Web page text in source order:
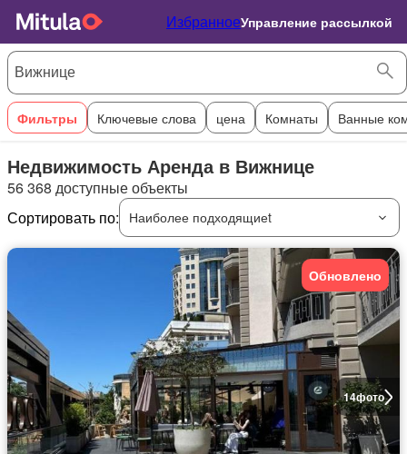
ИзбранноеУправление рассылкой
Фильтры Ключевые слова цена Комнаты Ванные
Недвижимость Аренда в Вижнице
56 368 доступные объекты
Сортировать по:
Наиболее подходящиеt
14фото
Обновлено